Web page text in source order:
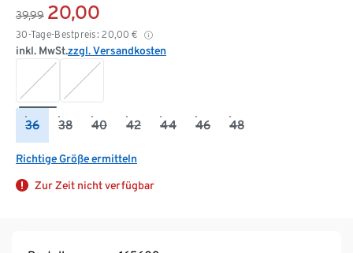
39,99 20,00
30-Tage-Bestpreis: 20,00 €
inkl. MwSt.zzgl. Versandkosten
36 38 40 42 44 46 48
Richtige Größe ermitteln
Zur Zeit nicht verfügbar